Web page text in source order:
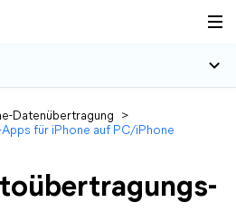
Datenübertragung
>
für iPhone auf PC/iPhone